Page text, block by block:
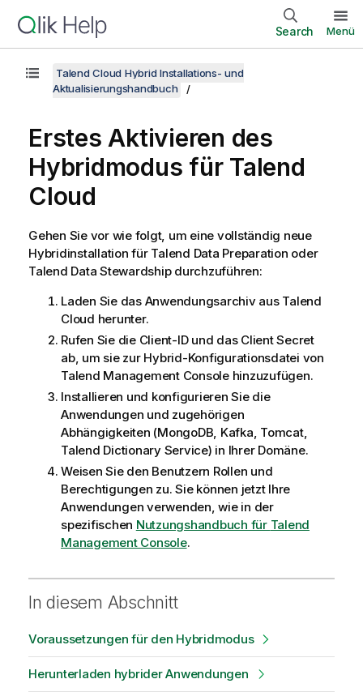
Search Menü
Talend Cloud Hybrid Installations- und
Aktualisierungshandbuch
Erstes Aktivieren des
Hybridmodus für Talend
Cloud
Gehen Sie vor wie folgt, um eine vollständig neue
Hybridinstallation für Talend Data Preparation oder
Talend Data Stewardshipdurchzuführen:
Laden Sie das Anwendungsarchiv aus Talend
Cloud herunter.
Rufen Sie die Client-ID und das Client Secret
ab, um sie zur Hybrid-Konfigurationsdatei von
Talend Management Consolehinzuzufügen.
Installieren und konfigurieren Sie die
Anwendungen und zugehörigen
Abhängigkeiten (MongoDB, Kafka, Tomcat,
Talend Dictionary Service) in Ihrer Domäne.
Weisen Sie den Benutzern Rollen und
Berechtigungen zu. Sie können jetzt Ihre
Anwendungen verwenden, wie in der
spezifischen Nutzungshandbuch für Talend
Management Console.
In diesem Abschnitt
Voraussetzungen für den Hybridmodus
Herunterladen hybrider Anwendungen